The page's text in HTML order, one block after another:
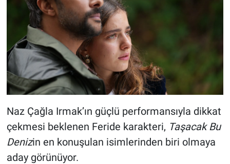
Naz Çağla Irmak’ın güçlü performansıyla dikkat
çekmesi beklenen Feride karakteri, Taşacak Bu
Denizin en konuşulan isimlerinden biri olmaya
aday görünüyor.